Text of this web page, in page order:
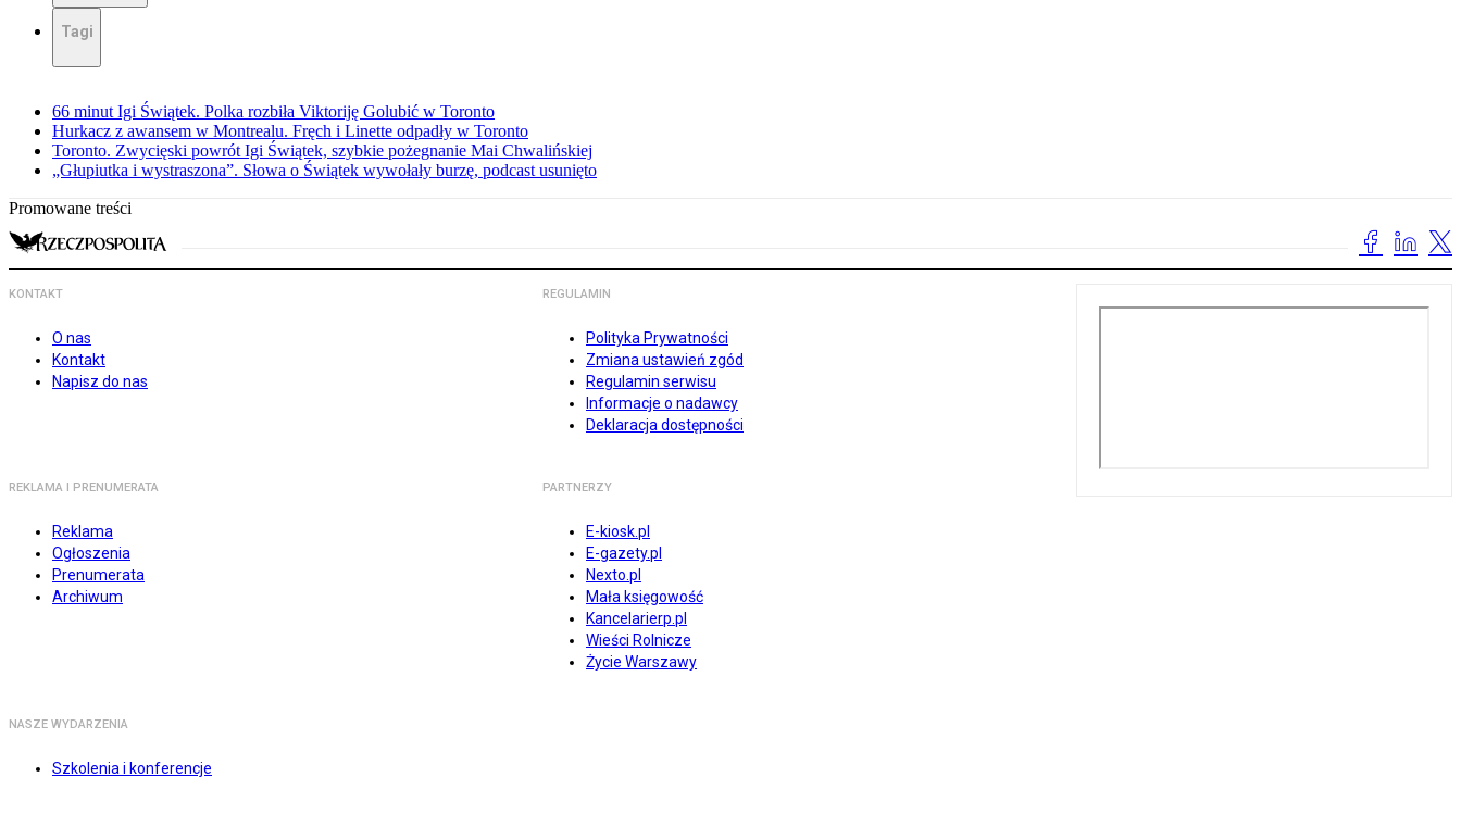
Tagi
66 minut Igi Świątek. Polka rozbiła Viktoriję Golubić w Toronto
Hurkacz z awansem w Montrealu. Fręch i Linette odpadły w Toronto
Toronto. Zwycięski powrót Igi Świątek, szybkie pożegnanie Mai Chwalińskiej
„Głupiutka i wystraszona”. Słowa o Świątek wywołały burzę, podcast usunięto
Promowane treści
KONTAKT
O nas
Kontakt
Napisz do nas
REGULAMIN
Polityka Prywatności
Zmiana ustawień zgód
Regulamin serwisu
Informacje o nadawcy
Deklaracja dostępności
REKLAMA I PRENUMERATA
Reklama
Ogłoszenia
Prenumerata
Archiwum
PARTNERZY
E-kiosk.pl
E-gazety.pl
Nexto.pl
Mała księgowość
Kancelarierp.pl
Wieści Rolnicze
Życie Warszawy
NASZE WYDARZENIA
Szkolenia i konferencje